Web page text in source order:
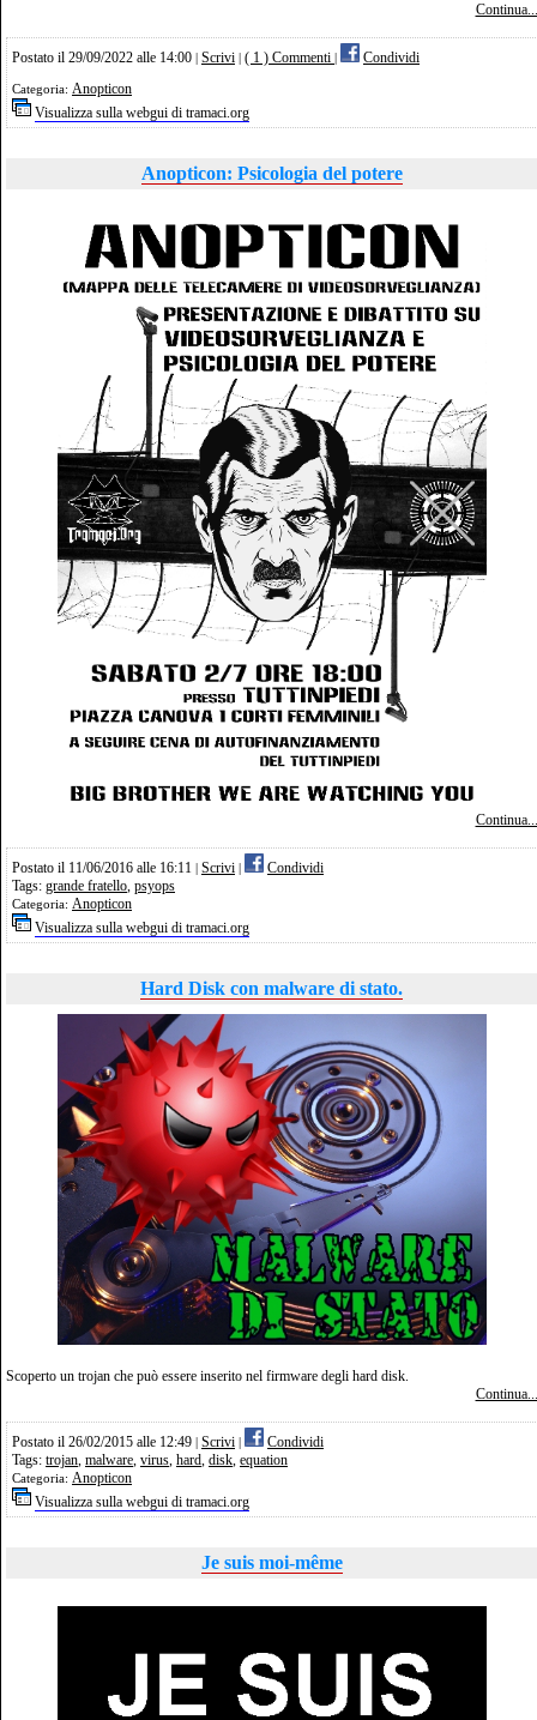
Continua...
Postato il 29/09/2022 alle 14:00 Scrivi ( 1 ) Commenti Condividi
Categoria: Anopticon
Visualizza sulla webgui di tramaci.org
Anopticon: Psicologia del potere
Continua...
Postato il 11/06/2016 alle 16:11 Scrivi
Condividi
Tags: grande fratello, psyops
Categoria: Anopticon
Visualizza sulla webgui di tramaci.org
Hard Disk con malware di stato.
Scoperto un trojan che può essere inserito nel firmware degli hard disk.
Continua...
Postato il 26/02/2015 alle 12:49 Scrivi
Condividi
Tags: trojan, malware, virus, hard, disk, equation
Categoria: Anopticon
Visualizza sulla webgui di tramaci.org
Je suis moi-même